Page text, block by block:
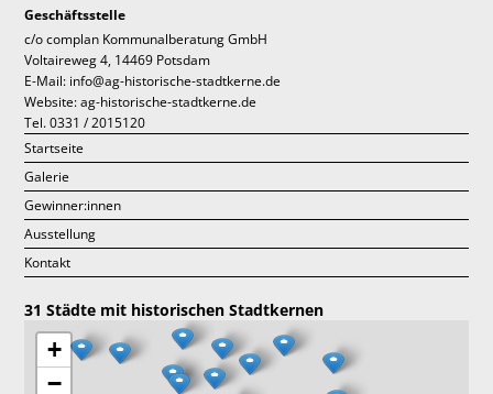
Geschäftsstelle
c/o complan Kommunalberatung GmbH
Voltaireweg 4, 14469 Potsdam
E-Mail: info@ag-historische-stadtkerne.de
Website:ag-historische-stadtkerne.de
Tel. 0331 / 2015120
Startseite
Galerie
Gewinner:innen
Ausstellung
Kontakt
31 Städte mit historischen Stadtkernen
+
−